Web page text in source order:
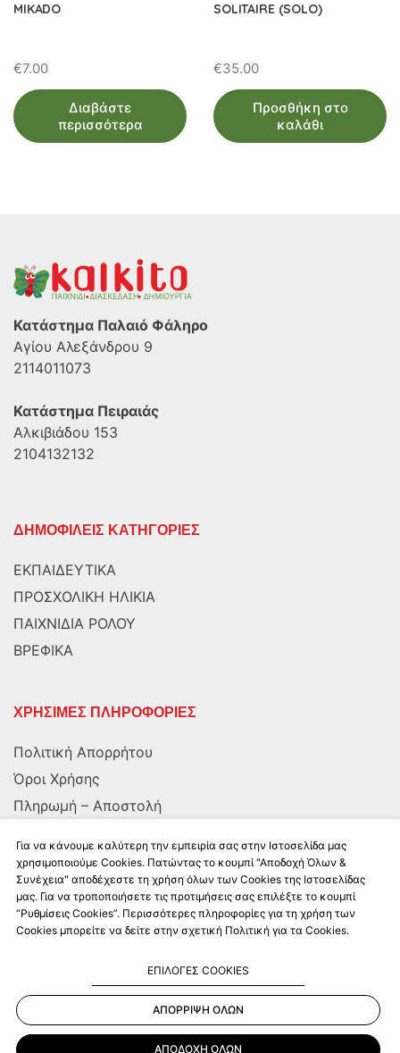
MIKADO
€7.00
Διαβάστε
περισσότερα
SOLITAIRE (SOLO)
€35.00
Προσθήκη στο
καλάθι
Κατάστημα Παλαιό Φάληρο
Αγίου Αλεξάνδρου 9
2114011073
Κατάστημα Πειραιάς
Αλκιβιάδου 153
2104132132
ΔΗΜΟΦΙΛΕΙΣ ΚΑΤΗΓΟΡΙΕΣ
ΕΚΠΑΙΔΕΥΤΙΚΑ
ΠΡΟΣΧΟΛΙΚΗ ΗΛΙΚΙΑ
ΠΑΙΧΝΙΔΙΑ ΡΟΛΟΥ
ΒΡΕΦΙΚΑ
ΧΡΗΣΙΜΕΣ ΠΛΗΡΟΦΟΡΙΕΣ
Πολιτική Απορρήτου
Όροι Χρήσης
Πληρωμή – Αποστολή
ΑΚΟΛΟΥΘΗΣΤΕ ΜΑΣ
Kalkito.gr2026 | All rights reserved
Για να κάνουμε καλύτερη την εμπειρία σας στην Ιστοσελίδα μας
χρησιμοποιούμε Cookies. Πατώντας το κουμπί "Αποδοχή Όλων &
Συνέχεια" αποδέχεστε τη χρήση όλων των Cookies της Ιστοσελίδας
μας. Για να τροποποιήσετε τις προτιμήσεις σας επιλέξτε το κουμπί
“Ρυθμίσεις Cookies”. Περισσότερες πληροφορίες για τη χρήση των
Cookies μπορείτε να δείτε στην σχετική Πολιτική για τα Cookies.
ΕΠΙΛΟΓΕΣ COOKIES
ΑΠΟΡΡΙΨΗ ΟΛΩΝ
ΑΠΟΔΟΧΗ ΟΛΩΝ